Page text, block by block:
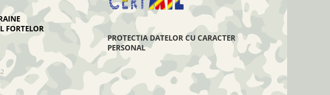
FORTELOR
PROTECTIA DATELOR CU CARACTER
PERSONAL